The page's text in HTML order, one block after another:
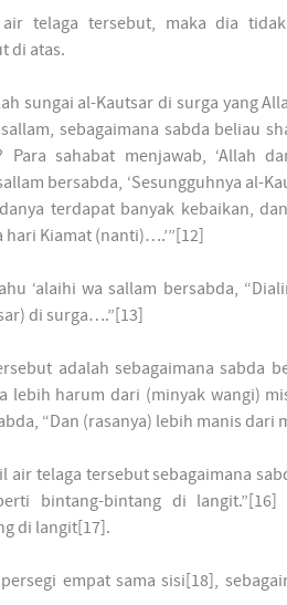
telaga tersebut, maka dia
di atas.
sungai al-Kautsar di surga yang
sebagaimana sabda beliau
sahabat menjawab, ‘Allah
bersabda, ‘Sesungguhnya al-
terdapat banyak kebaikan,
Kiamat (nanti)….’”[12]
‘alaihi wa sallam bersabda,
di surga….”[13]
adalah sebagaimana sabda
lebih harum dari (minyak wangi)
“Dan (rasanya) lebih manis dari
telaga tersebut sebagaimana
bintang-bintang di
di langit[17].
empat sama sisi[18],